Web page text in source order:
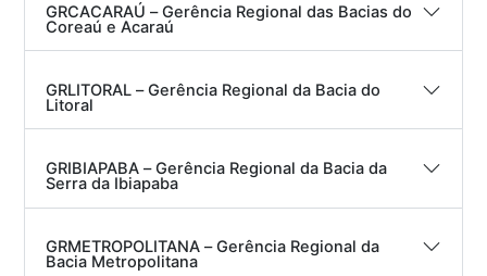
GRCACARAÚ – Gerência Regional das Bacias do
Coreaú e Acaraú
GRLITORAL – Gerência Regional da Bacia do
Litoral
GRIBIAPABA – Gerência Regional da Bacia da
Serra da Ibiapaba
GRMETROPOLITANA – Gerência Regional da
Bacia Metropolitana